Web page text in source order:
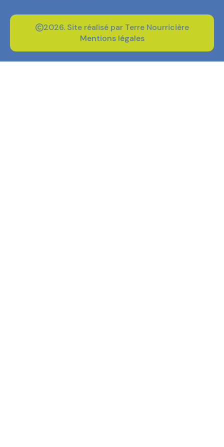
2026. Site réalisé par Terre Nourricière
Mentions légales